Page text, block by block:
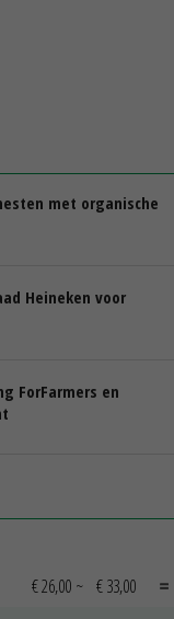
met organische
Heineken voor
ForFarmers en
€ 26,00 ~ € 33,00